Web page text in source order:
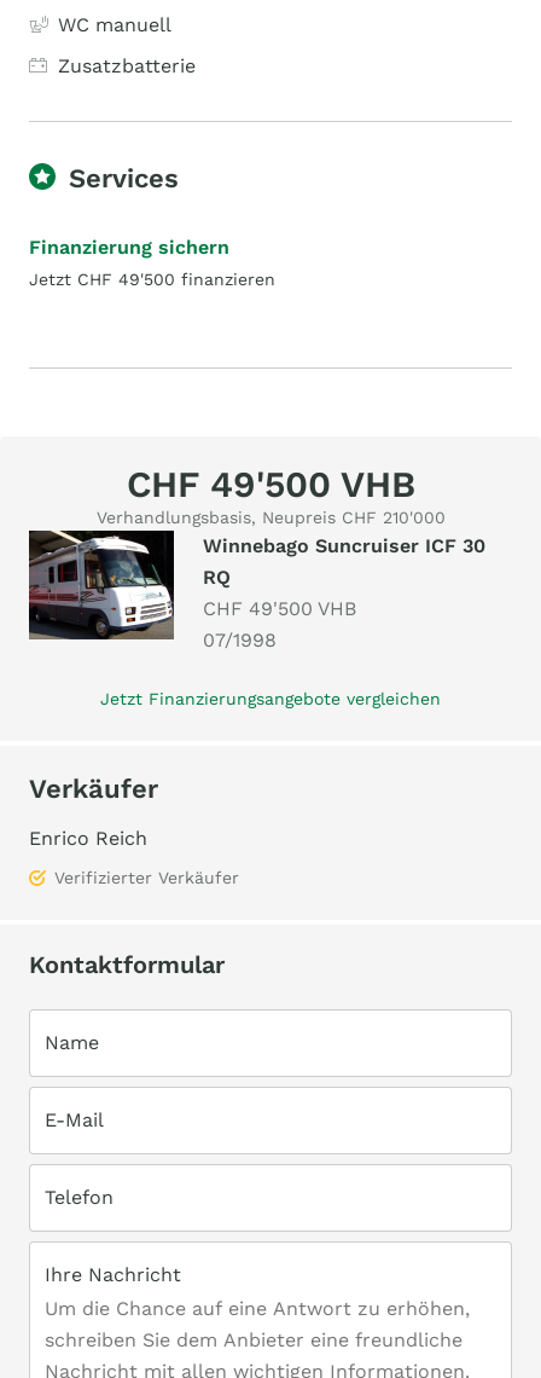
WC manuell
Zusatzbatterie
Services
Finanzierung sichern
Jetzt CHF 49'500 finanzieren
CHF 49'500 VHB
Verhandlungsbasis, Neupreis CHF 210'000
Winnebago Suncruiser ICF 30
RQ
CHF 49'500 VHB
07/1998
Jetzt Finanzierungsangebote vergleichen
Verkäufer
Enrico Reich
Verifizierter Verkäufer
Kontaktformular
Name
E-Mail
Telefon
Ihre Nachricht